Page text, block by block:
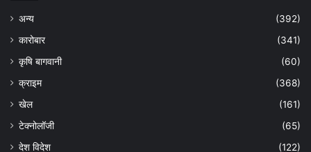
अन्य
(392)
कारोबार
(341)
कृषि बागवानी
(60)
क्राइम
(368)
खेल
(161)
टेक्नोलॉजी
(65)
देश विदेश
(122)